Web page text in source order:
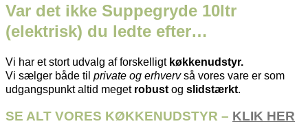
Var det ikke Suppegryde 10ltr
(elektrisk) du ledte efter…
Vi har et stort udvalg af forskelligt køkkenudstyr.
Vi sælger både til private og erhvervså vores vare er som
udgangspunkt altid meget robust og slidstærkt.
SE ALT VORES KØKKENUDSTYR – KLIK HER